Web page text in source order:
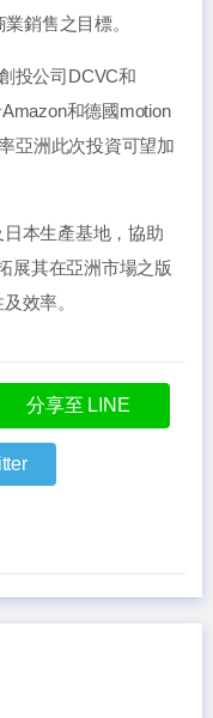
銷售之目標。
投公司DCVC和
和德國motion
亞洲此次投資可望加
本生產基地，協助
展其在亞洲市場之版
效率。
分享至 LINE